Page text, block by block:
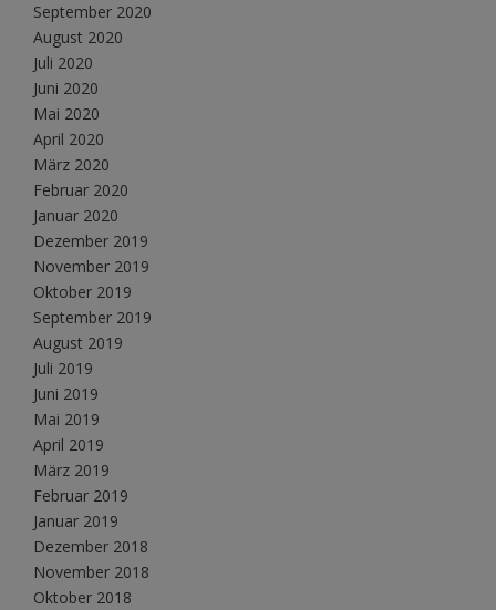
September 2020
August 2020
Juli 2020
Juni 2020
Mai 2020
April 2020
März 2020
Februar 2020
Januar 2020
Dezember 2019
November 2019
Oktober 2019
September 2019
August 2019
Juli 2019
Juni 2019
Mai 2019
April 2019
März 2019
Februar 2019
Januar 2019
Dezember 2018
November 2018
Oktober 2018